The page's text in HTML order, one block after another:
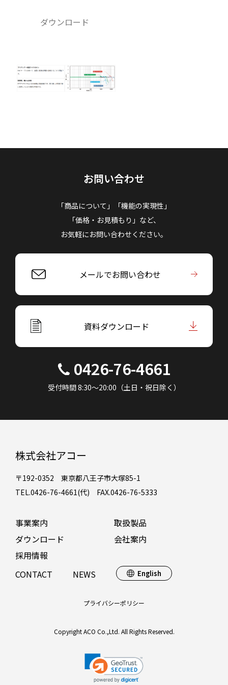
ダウンロード
お問い合わせ
「商品について」「機能の実現性」
「価格・お見積もり」など、
お気軽にお問い合わせください。
メールでお問い合わせ
資料ダウンロード
0426-76-4661
受付時間 8:30～20:00（土日・祝日除く）
株式会社アコー
〒192-0352 東京都八王子市大塚85-1
TEL.0426-76-4661(代) FAX.0426-76-5333
事業案内
取扱製品
ダウンロード
会社案内
採用情報
CONTACT
NEWS English
プライバシーポリシー
Copyright ACO Co.,Ltd. All Rights Reserved.